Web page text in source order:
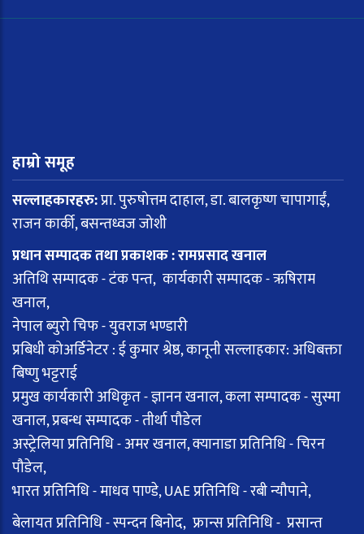
हाम्रो समूह
सल्लाहकारहरु:प्रा. पुरुषोत्तम दाहाल, डा. बालकृष्ण चापागाईं,
राजन कार्की, बसन्तध्वज जोशी
प्रधान सम्पादक तथा प्रकाशक : रामप्रसाद खनाल
अतिथि सम्पादक - टंक पन्त, कार्यकारी सम्पादक - ऋषिराम
खनाल,
नेपाल ब्युरो चिफ - युवराज भण्डारी
प्रबिधी कोअर्डिनेटर : ई कुमार श्रेष्ठ, कानूनी सल्लाहकार: अधिबक्ता
बिष्णु भट्टराई
प्रमुख कार्यकारी अधिकृत - ज्ञानन खनाल, कला सम्पादक - सुस्मा
खनाल, प्रबन्ध सम्पादक - तीर्था पौडेल
अस्ट्रेलिया प्रतिनिधि - अमर खनाल, क्यानाडा प्रतिनिधि - चिरन
पौडेल,
भारत प्रतिनिधि - माधव पाण्डे, UAE प्रतिनिधि - रबी न्यौपाने,
बेलायत प्रतिनिधि - स्पन्दन बिनोद, फ्रान्स प्रतिनिधि - प्रसान्त